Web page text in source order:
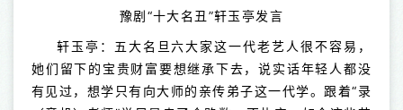
豫剧“十大名丑”轩玉亭发言
轩玉亭：五大名旦六大家这一代老艺人很不容易，
她们留下的宝贵财富要想继承下去，说实话年轻人都没
有见过，想学只有向大师的亲传弟子这一代学。跟着“录